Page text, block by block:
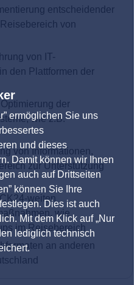
ermöglichen Sie uns
und dieses
Damit können wir Ihnen
auch auf Drittseiten
können Sie Ihre
Dies ist auch
Mit dem Klick auf „Nur
lediglich technisch
entscheidender
von
von IT-
den Plattformen der
der
wie z.B.
von Informationen,
zur Unterstützung
weiten
wie
im Reisebereich
an anderen